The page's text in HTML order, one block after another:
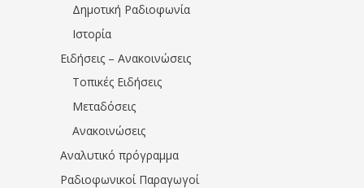
Δημοτική Ραδιοφωνία
Ιστορία
Ειδήσεις – Ανακοινώσεις
Τοπικές Ειδήσεις
Μεταδόσεις
Ανακοινώσεις
Αναλυτικό πρόγραμμα
Ραδιοφωνικοί Παραγωγοί